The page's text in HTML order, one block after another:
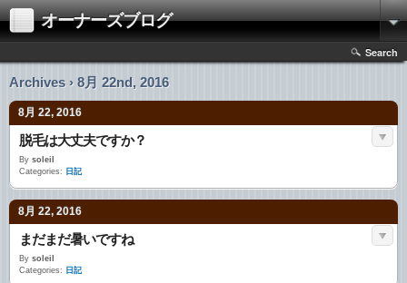
オーナーズブログ
Search
Archives › 8月 22nd, 2016
8月 22, 2016
脱毛は大丈夫ですか？
By soleil
Categories: 日記
8月 22, 2016
まだまだ暑いですね
By soleil
Categories: 日記